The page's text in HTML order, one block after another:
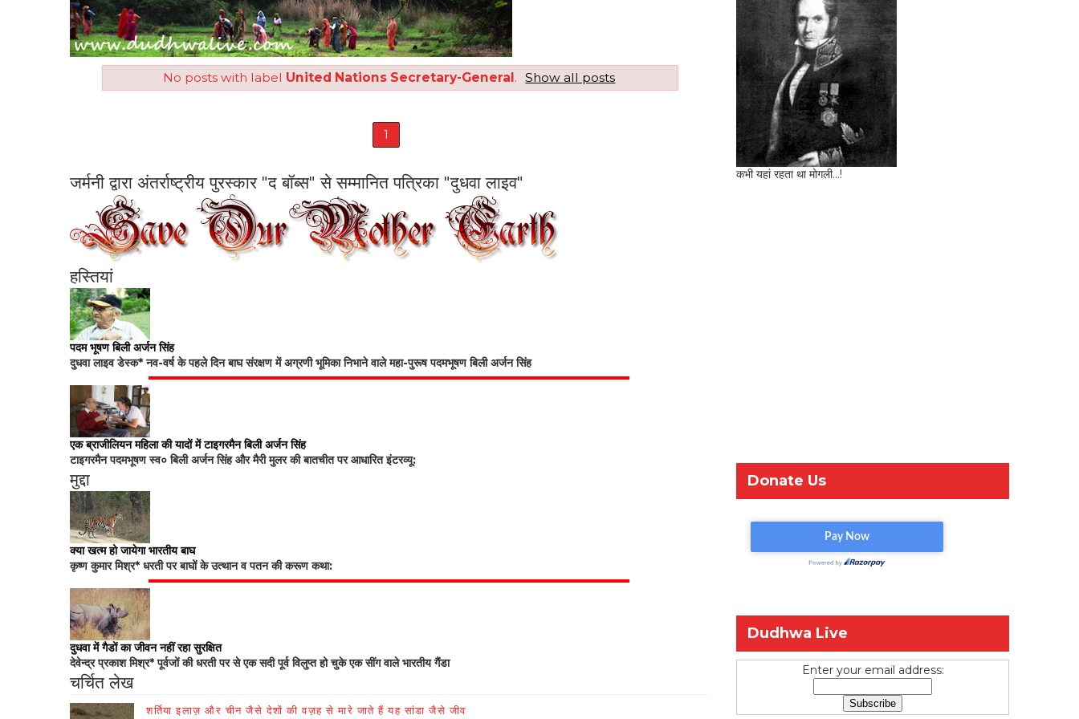
No posts with label United Nations Secretary-General. Show all posts
1
जर्मनी द्वारा अंतर्राष्ट्रीय पुरस्कार "द बॉब्स" से सम्मानित पत्रिका "दुधवा लाइव"
हस्तियां
पदम भूषण बिली अर्जन सिंह
दुधवा लाइव डेस्क* नव-वर्ष के पहले दिन बाघ संरक्षण में अग्रणी भूमिका निभाने वाले महा-पुरूष पदमभूषण बिली अर्जन सिंह
एक ब्राजीलियन महिला की यादों में टाइगरमैन बिली अर्जन सिंह
टाइगरमैन पदमभूषण स्व० बिली अर्जन सिंह और मैरी मुलर की बातचीत पर आधारित इंटरव्यू:
मुद्दा
क्या खत्म हो जायेगा भारतीय बाघ
कृष्ण कुमार मिश्र* धरती पर बाघों के उत्थान व पतन की करूण कथा:
दुधवा में गैडों का जीवन नहीं रहा सुरक्षित
देवेन्द्र प्रकाश मिश्र* पूर्वजों की धरती पर से एक सदी पूर्व विलुप्त हो चुके एक सींग वाले भारतीय गैंडा
चर्चित लेख
शर्तिया इलाज़ और चीन जैसे देशों की वज़ह से मारे जाते हैं यह सांडा जैसे जीव
कभी यहां रहता था मोगली...!
Donate Us
Dudhwa Live
Enter your email address: